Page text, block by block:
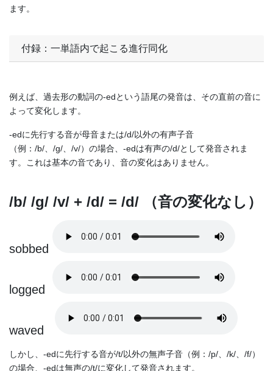
ます。
付録：一単語内で起こる進行同化
例えば、過去形の動詞の-edという語尾の発音は、その直前の音に
よって変化します。
-edに先行する音が母音または/d/以外の有声子音
（例：/b/、/g/、/v/）の場合、-edは有声の/d/として発音されま
す。これは基本の音であり、音の変化はありません。
/b/ /g/ /v/ + /d/ = /d/ （音の変化なし）
sobbed
logged
waved
しかし、-edに先行する音が/t/以外の無声子音（例：/p/、/k/、/f/）
の場合、-edは無声の/t/に変化して発音されます。